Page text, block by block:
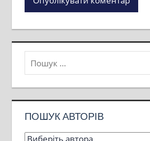
ПОШУК АВТОРІВ